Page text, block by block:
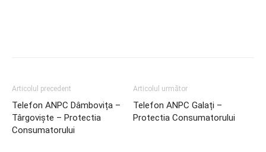
Articolul precedent
Telefon ANPC Dâmbovița –
Târgoviște – Protectia
Consumatorului
Articolul următor
Telefon ANPC Galați –
Protectia Consumatorului